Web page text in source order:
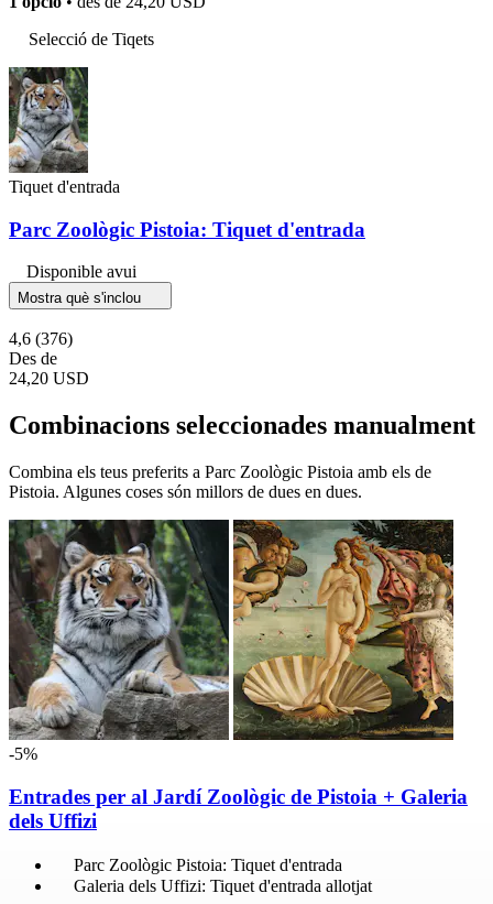
Selecció de Tiqets
Tiquet d'entrada
Parc Zoològic Pistoia: Tiquet d'entrada
Disponible avui
Mostra què s'inclou
4,6 (376)
Des de
24,20 USD
Combinacions seleccionades manualment
Combina els teus preferits a Parc Zoològic Pistoia amb els de
Pistoia. Algunes coses són millors de dues en dues.
-5%
Entrades per al Jardí Zoològic de Pistoia + Galeria
dels Uffizi
Parc Zoològic Pistoia: Tiquet d'entrada
Galeria dels Uffizi: Tiquet d'entrada allotjat